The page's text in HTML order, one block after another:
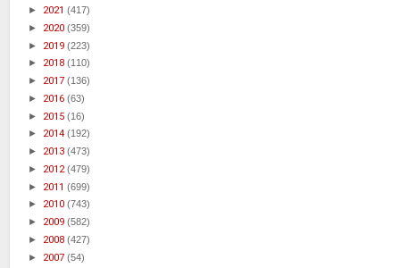
► 2021 (417)
► 2020 (359)
► 2019 (223)
► 2018 (110)
► 2017 (136)
► 2016 (63)
► 2015 (16)
► 2014 (192)
► 2013 (473)
► 2012(479)
► 2011 (699)
► 2010 (743)
► 2009 (582)
► 2008 (427)
► 2007 (54)